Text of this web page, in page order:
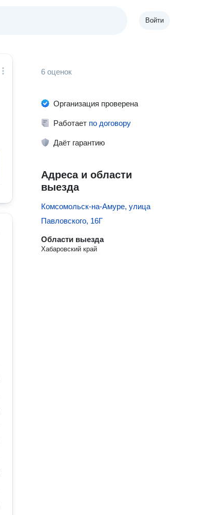
Войти
6 оценок
Организация проверена
Работает по договору
Даёт гарантию
Адреса и области
выезда
Комсомольск-на-Амуре, улица
Павловского, 16Г
Области выезда
Хабаровский край